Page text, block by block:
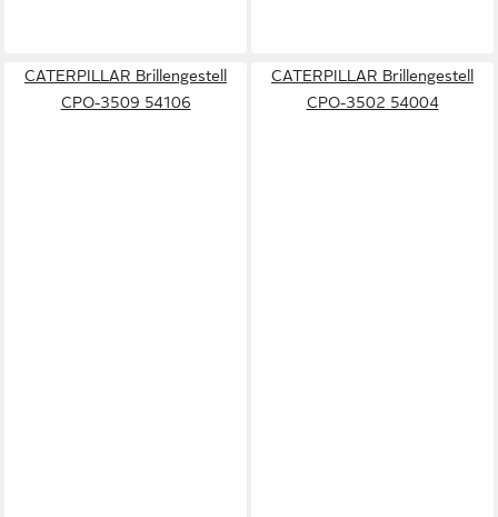
CATERPILLAR Brillengestell
CPO-3509 54106
CATERPILLAR Brillengestell
CPO-3502 54004